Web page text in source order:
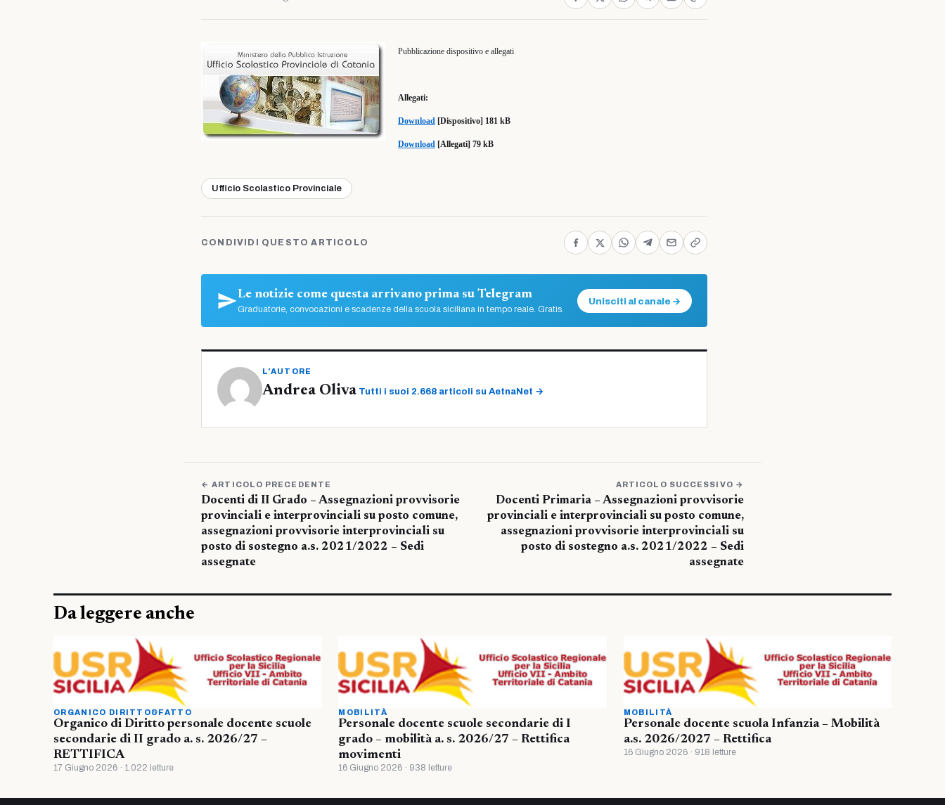
Pubblicazione dispositivo e allegati
Allegati:
Download [Dispositivo] 181 kB
Download [Allegati] 79 kB
Ufficio Scolastico Provinciale
CONDIVIDI QUESTO ARTICOLO
Le notizie come questa arrivano prima su Telegram
Graduatorie, convocazioni e scadenze della scuola siciliana in tempo reale. Gratis.
Unisciti al canale →
L'AUTORE
Andrea Oliva Tutti i suoi 2.668 articoli su AetnaNet →
← ARTICOLO PRECEDENTE
Docenti di II Grado – Assegnazioni provvisorie
provinciali e interprovinciali su posto comune,
assegnazioni provvisorie interprovinciali su
posto di sostegno a.s. 2021/2022 – Sedi
assegnate
ARTICOLO SUCCESSIVO →
Docenti Primaria – Assegnazioni provvisorie
provinciali e interprovinciali su posto comune,
assegnazioni provvisorie interprovinciali su
posto di sostegno a.s. 2021/2022 – Sedi
assegnate
Da leggere anche
ORGANICO DIRITTO&FATTO
Organico di Diritto personale docente scuole
secondarie di II grado a. s. 2026/27 –
RETTIFICA
17 Giugno 2026 · 1.022 letture
MOBILITÀ
Personale docente scuole secondarie di I
grado – mobilità a. s. 2026/27 – Rettifica
movimenti
16 Giugno 2026 · 938 letture
MOBILITÀ
Personale docente scuola Infanzia – Mobilità
a.s. 2026/2027 – Rettifica
16 Giugno 2026 · 918 letture